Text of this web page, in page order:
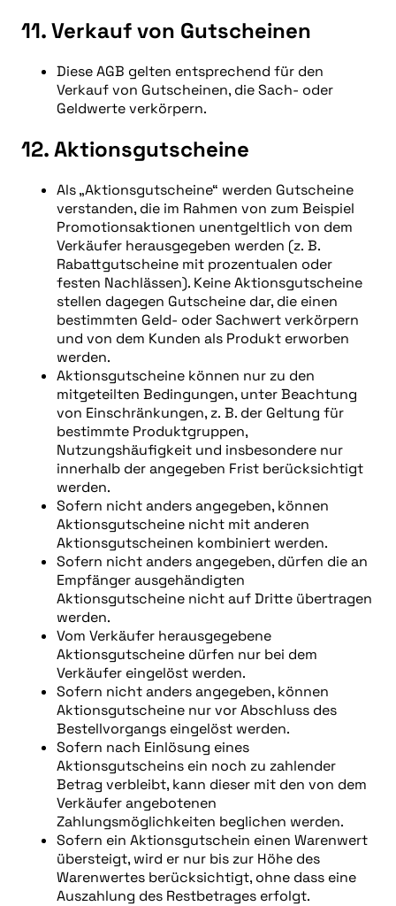
11. Verkauf von Gutscheinen
Diese AGB gelten entsprechend für den
Verkauf von Gutscheinen, die Sach- oder
Geldwerte verkörpern.
12. Aktionsgutscheine
Als „Aktionsgutscheine“ werden Gutscheine
verstanden, die im Rahmen von zum Beispiel
Promotionsaktionen unentgeltlich von dem
Verkäufer herausgegeben werden (z. B.
Rabattgutscheine mit prozentualen oder
festen Nachlässen). Keine Aktionsgutscheine
stellen dagegen Gutscheine dar, die einen
bestimmten Geld- oder Sachwert verkörpern
und von dem Kunden als Produkt erworben
werden.
Aktionsgutscheine können nur zu den
mitgeteilten Bedingungen, unter Beachtung
von Einschränkungen, z. B. der Geltung für
bestimmte Produktgruppen,
Nutzungshäufigkeit und insbesondere nur
innerhalb der angegeben Frist berücksichtigt
werden.
Sofern nicht anders angegeben, können
Aktionsgutscheine nicht mit anderen
Aktionsgutscheinen kombiniert werden.
Sofern nicht anders angegeben, dürfen die an
Empfänger ausgehändigten
Aktionsgutscheine nicht auf Dritte übertragen
werden.
Vom Verkäufer herausgegebene
Aktionsgutscheine dürfen nur bei dem
Verkäufer eingelöst werden.
Sofern nicht anders angegeben, können
Aktionsgutscheine nur vor Abschluss des
Bestellvorgangs eingelöst werden.
Sofern nach Einlösung eines
Aktionsgutscheins ein noch zu zahlender
Betrag verbleibt, kann dieser mit den von dem
Verkäufer angebotenen
Zahlungsmöglichkeiten beglichen werden.
Sofern ein Aktionsgutschein einen Warenwert
übersteigt, wird er nur bis zur Höhe des
Warenwertes berücksichtigt, ohne dass eine
Auszahlung des Restbetrages erfolgt.